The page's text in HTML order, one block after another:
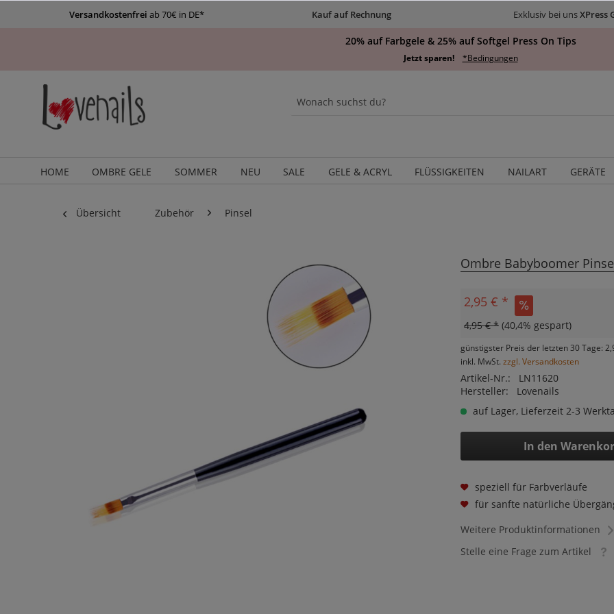
Versandkostenfrei ab 70€ in DE* Kauf auf Rechnung Exklusiv bei unsXPress
20% auf Farbgele & 25% auf Softgel Press On Tips
Jetzt sparen! *Bedingungen
HOME OMBRE GELE SOMMER NEU SALE GELE & ACRYL FLÜSSIGKEITEN NAILART GERÄTE
Übersicht Zubehör Pinsel
Ombre Babyboomer
2,95 € *
4,95 € * (40,4% gespart)
günstigster Preis der letzten 30 Tage:
inkl. MwSt. zzgl. Versandkosten
Artikel-Nr.:
LN11620
Hersteller:
Lovenails
auf Lager, Lieferzeit 2-3
In den
speziell für Farbverläufe
für sanfte natürliche
Weitere Produktinformationen
Stelle eine Frage zum Artikel